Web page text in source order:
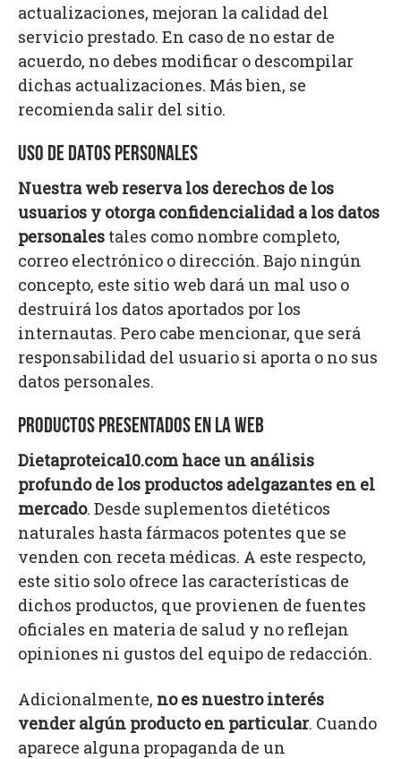
actualizaciones, mejoran la calidad del
servicio prestado. En caso de no estar de
acuerdo, no debes modificar o descompilar
dichas actualizaciones. Más bien, se
recomienda salir del sitio.
USO DE DATOS PERSONALES
Nuestra web reserva los derechos de los
usuarios y otorga confidencialidad a los datos
personales tales como nombre completo,
correo electrónico o dirección. Bajo ningún
concepto, este sitio web dará un mal uso o
destruirá los datos aportados por los
internautas. Pero cabe mencionar, que será
responsabilidad del usuario si aporta o no sus
datos personales.
PRODUCTOS PRESENTADOS EN LA WEB
Dietaproteica10.com hace un análisis
profundo de los productos adelgazantes en el
mercado. Desde suplementos dietéticos
naturales hasta fármacos potentes que se
venden con receta médicas. A este respecto,
este sitio solo ofrece las características de
dichos productos, que provienen de fuentes
oficiales en materia de salud y no reflejan
opiniones ni gustos del equipo de redacción.
Adicionalmente, no es nuestro interés
vender algún producto en particular. Cuando
aparece alguna propaganda de un